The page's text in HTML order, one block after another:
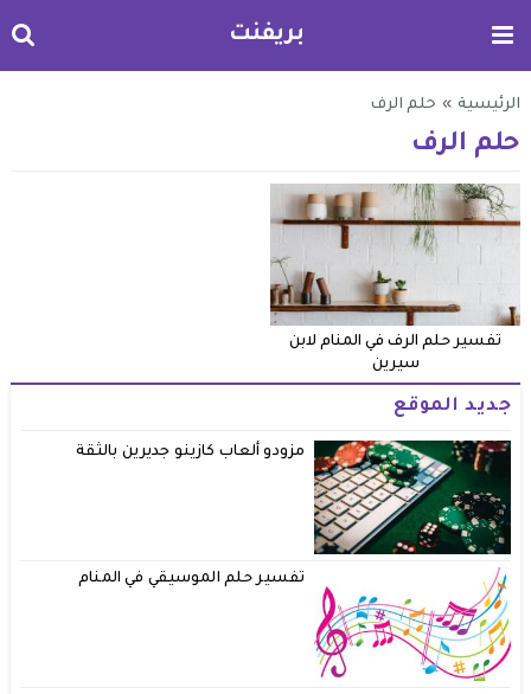
بريفنت
الرئيسية » حلم الرف
حلم الرف
تفسير حلم الرف في المنام لابن
سيرين
جديد الموقع
مزودو ألعاب كازينو جديرين بالثقة
تفسير حلم الموسيقي في المنام